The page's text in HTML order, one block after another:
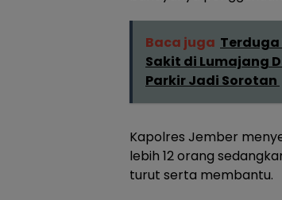
Baca juga Terduga
Sakit di Lumajang
Parkir Jadi Sorotan
Kapolres Jember
lebih 12 orang
turut serta membantu.